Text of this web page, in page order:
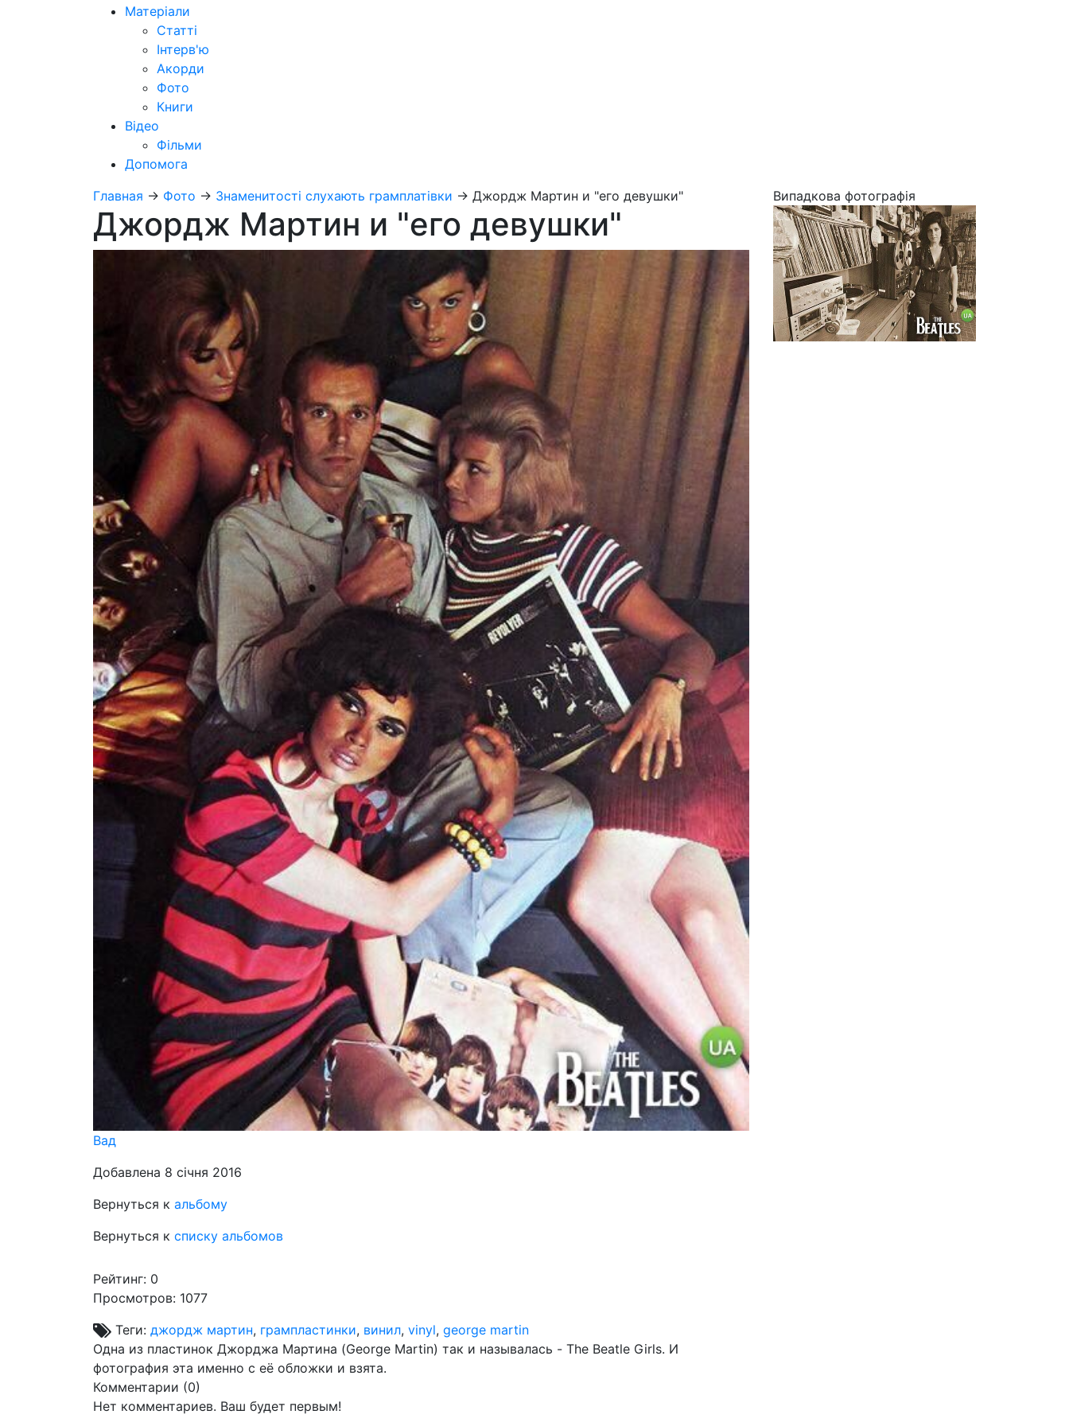
Матеріали
Статті
Інтерв'ю
Акорди
Фото
Книги
Відео
Фільми
Допомога
Главная → Фото → Знаменитості слухають грамплатівки → Джордж Мартин и "его девушки"
Джордж Мартин и "его девушки"
Вад
Добавлена 8 січня 2016
Вернуться к альбому
Вернуться к списку альбомов
Рейтинг: 0
Просмотров: 1077
Теги: джордж мартин, грампластинки, винил, vinyl, george martin
Одна из пластинок Джорджа Мартина (George Martin) так и называлась - The Beatle Girls. И
фотография эта именно с её обложки и взята.
Комментарии (0)
Нет комментариев. Ваш будет первым!
Випадкова фотографія